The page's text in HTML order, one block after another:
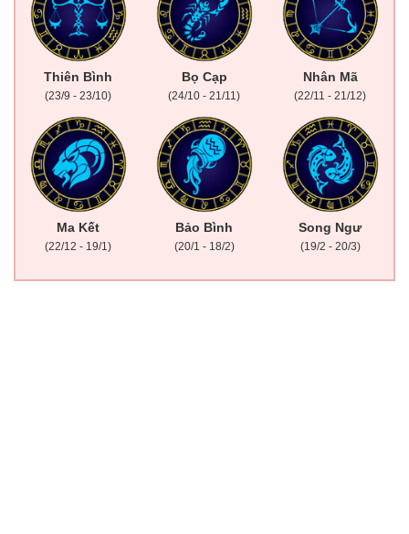
Thiên Bình
(23/9 - 23/10)
Bọ Cạp
(24/10 - 21/11)
Nhân Mã
(22/11 - 21/12)
Ma Kết
(22/12 - 19/1)
Bảo Bình
(20/1 - 18/2)
Song Ngư
(19/2 - 20/3)